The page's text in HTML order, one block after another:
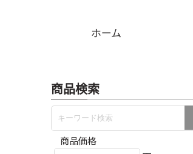
ホーム
商品検索
商品価格